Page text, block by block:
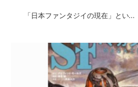
「日本ファンタジイの現在」とい…